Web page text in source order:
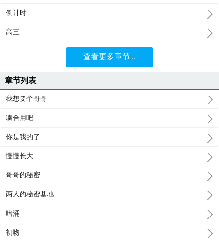
倒计时
高三
查看更多章节...
章节列表
我想要个哥哥
凑合用吧
你是我的了
慢慢长大
哥哥的秘密
两人的秘密基地
暗涌
初吻